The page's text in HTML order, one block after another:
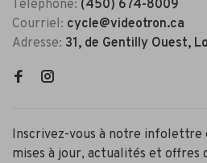
Téléphone: (450) 674-8009
Courriel: cycle@videotron.ca
Adresse: 31, de Gentilly Ouest,
Inscrivez-vous à notre infolettre
mises à jour, actualités et offres